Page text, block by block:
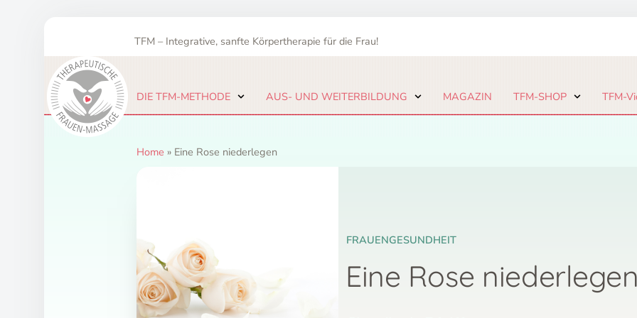
TFM – Integrative, sanfte Körpertherapie für die Frau!
DIE TFM-METHODE AUS- UND WEITERBILDUNG MAGAZIN TFM-SHOP TFM-
Home » Eine Rose niederlegen
FRAUENGESUNDHEIT
Eine Rose niederlegen